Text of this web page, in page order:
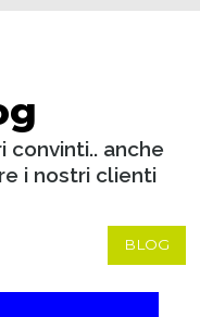
convinti.. anche
i nostri clienti
BLOG